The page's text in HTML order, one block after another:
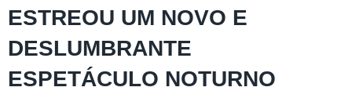
ESTREOU UM NOVO E
DESLUMBRANTE
ESPETÁCULO NOTURNO